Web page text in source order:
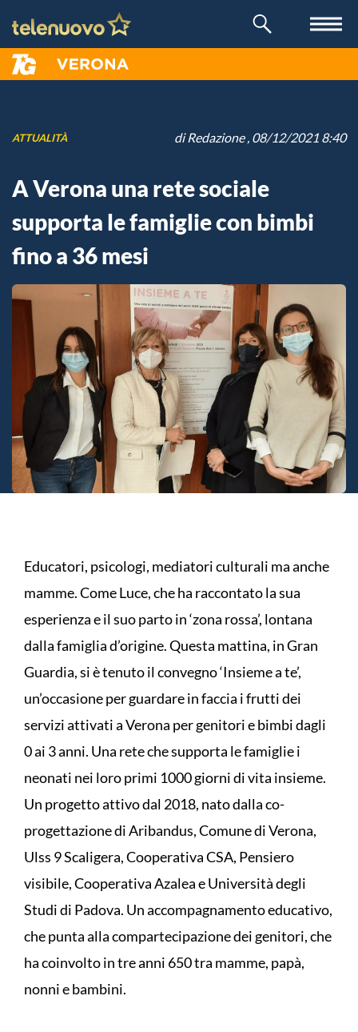
ATTUALITÀ diRedazione, 08/12/2021 8:40
A Verona una rete sociale
supporta le famiglie con bimbi
fino a 36 mesi
Educatori, psicologi, mediatori culturali ma anche
mamme. Come Luce, che ha raccontato la sua
esperienza e il suo parto in ‘zona rossa’, lontana
dalla famiglia d’origine. Questa mattina, in Gran
Guardia, si è tenuto il convegno ‘Insieme a te’,
un’occasione per guardare in faccia i frutti dei
servizi attivati a Verona per genitori e bimbi dagli
0 ai 3 anni. Una rete che supporta le famiglie i
neonati nei loro primi 1000 giorni di vita insieme.
Un progetto attivo dal 2018, nato dalla co-
progettazione di Aribandus, Comune di Verona,
Ulss 9 Scaligera, Cooperativa CSA, Pensiero
visibile, Cooperativa Azalea e Università degli
Studi di Padova. Un accompagnamento educativo,
che punta alla compartecipazione dei genitori, che
ha coinvolto in tre anni 650 tra mamme, papà,
nonni e bambini.